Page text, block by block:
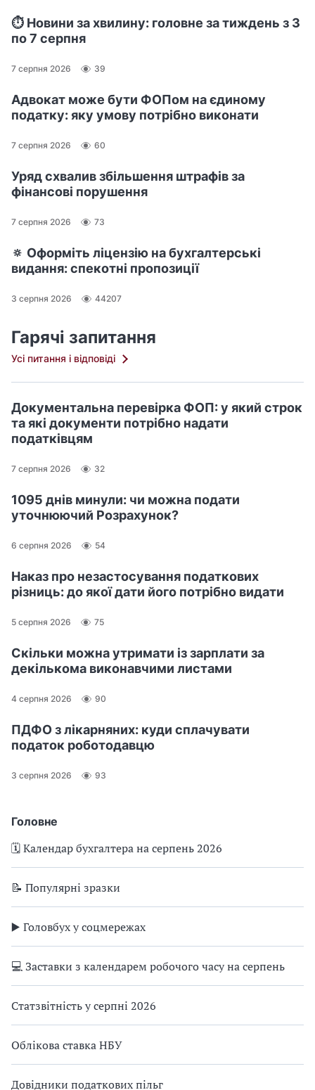
Головне
🗓️ Календар бухгалтера на серпень 2026
📝 Популярні зразки
▶️ Головбух у соцмережах
💻 Заставки з календарем робочого часу на серпень
Статзвітність у серпні 2026
Облікова ставка НБУ
Довідники податкових пільг
⏱️ Новини за хвилину: головне за тиждень з 3
по 7 серпня
7 серпня 2026 39
Адвокат може бути ФОПом на єдиному
податку: яку умову потрібно виконати
7 серпня 2026 60
Уряд схвалив збільшення штрафів за
фінансові порушення
7 серпня 2026 73
🔅 Оформіть ліцензію на бухгалтерські
видання: спекотні пропозиції
3 серпня 2026 44207
Гарячі запитання
Усі питання і відповіді
Документальна перевірка ФОП: у який строк
та які документи потрібно надати
податківцям
7 серпня 2026 32
1095 днів минули: чи можна подати
уточнюючий Розрахунок?
6 серпня 2026 54
Наказ про незастосування податкових
різниць: до якої дати його потрібно видати
5 серпня 2026 75
Скільки можна утримати із зарплати за
декількома виконавчими листами
4 серпня 2026 90
ПДФО з лікарняних: куди сплачувати
податок роботодавцю
3 серпня 2026 93